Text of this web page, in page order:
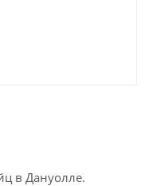
в Дануолле.